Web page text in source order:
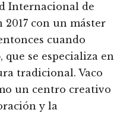
Internacional de
2017 con un máster
cuando
, que se especializa en
tradicional. Vaco
un centro creativo
y la